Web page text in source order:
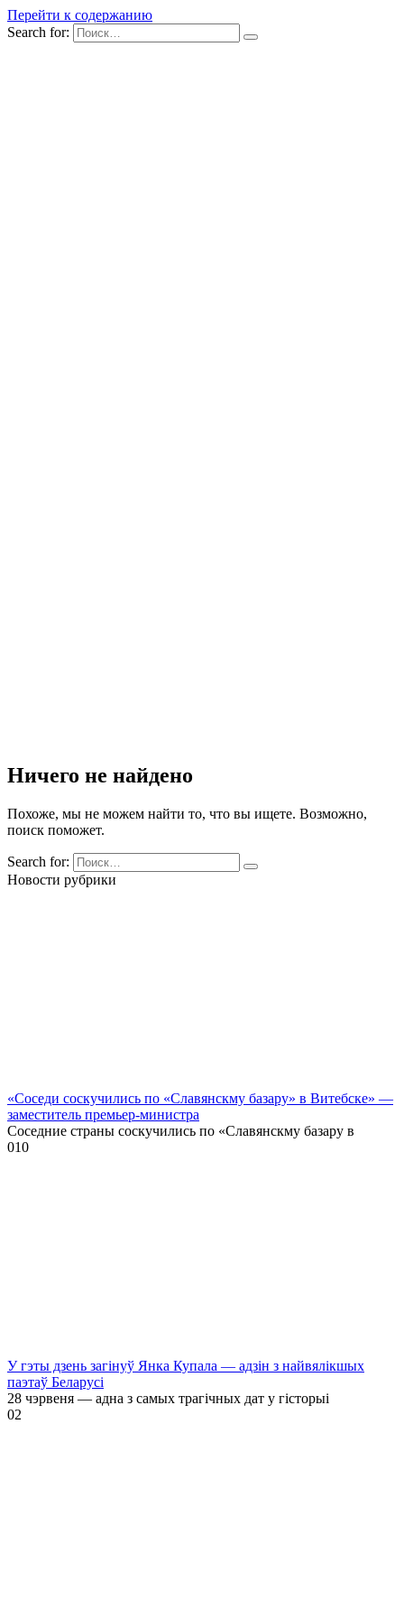
Перейти к содержанию
Search for:
Ничего не найдено
Похоже, мы не можем найти то, что вы ищете. Возможно,
поиск поможет.
Search for:
Новости рубрики
«Соседи соскучились по «Славянскму базару» в Витебске» —
заместитель премьер-министра
Соседние страны соскучились по «Славянскму базару в
010
У гэты дзень загінуў Янка Купала — адзін з найвялікшых
паэтаў Беларусі
28 чэрвеня — адна з самых трагічных дат у гісторыі
02